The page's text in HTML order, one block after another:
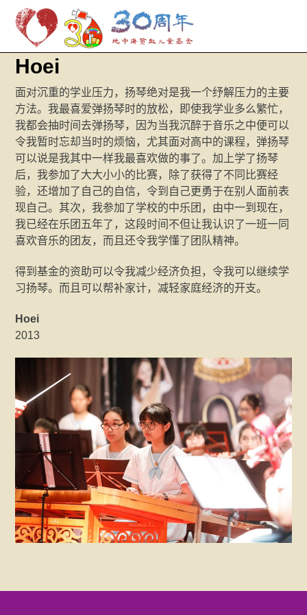
Skip
content
Hoei
面对沉重的学业压力，扬琴绝对是我一个纾解压力的主要
方法。我最喜爱弹扬琴时的放松，即使我学业多么繁忙，
我都会抽时间去弹扬琴，因为当我沉醉于音乐之中便可以
令我暂时忘却当时的烦恼，尤其面对高中的课程，弹扬琴
可以说是我其中一样我最喜欢做的事了。加上学了扬琴
后，我参加了大大小小的比赛，除了获得了不同比赛经
验，还增加了自己的自信，令到自己更勇于在别人面前表
现自己。其次，我参加了学校的中乐团，由中一到现在，
我已经在乐团五年了，这段时间不但让我认识了一班一同
喜欢音乐的团友，而且还令我学懂了团队精神。
得到基金的资助可以令我减少经济负担，令我可以继续学
习扬琴。而且可以帮补家计，减轻家庭经济的开支。
Hoei
2013